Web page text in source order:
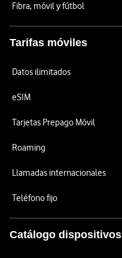
Fibra, móvil y fútbol
Tarifas móviles
Datos ilimitados
eSIM
Tarjetas Prepago Móvil
Roaming
Llamadas internacionales
Teléfono fijo
Catálogo dispositivos